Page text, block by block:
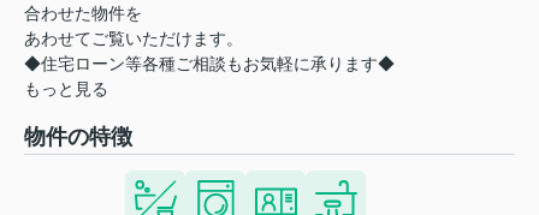
合わせた物件を
あわせてご覧いただけます。
◆住宅ローン等各種ご相談もお気軽に承ります◆
もっと見る
物件の特徴